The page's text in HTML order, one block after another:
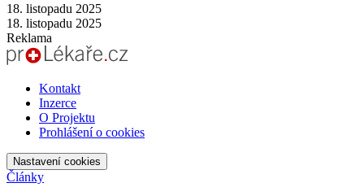
18. listopadu 2025
18. listopadu 2025
Reklama
Kontakt
Inzerce
O Projektu
Prohlášení o cookies
Nastavení cookies
Články